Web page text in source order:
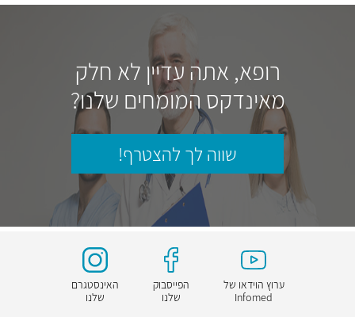
רופא, אתה עדיין לא חלק
מאינדקס המומחים שלנו?
שווה לך להצטרף!
ערוץ הוידאו של
Infomed
הפייסבוק
שלנו
האינסטגרם
שלנו